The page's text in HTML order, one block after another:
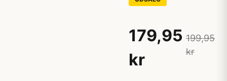
179,95
kr
199,95
kr